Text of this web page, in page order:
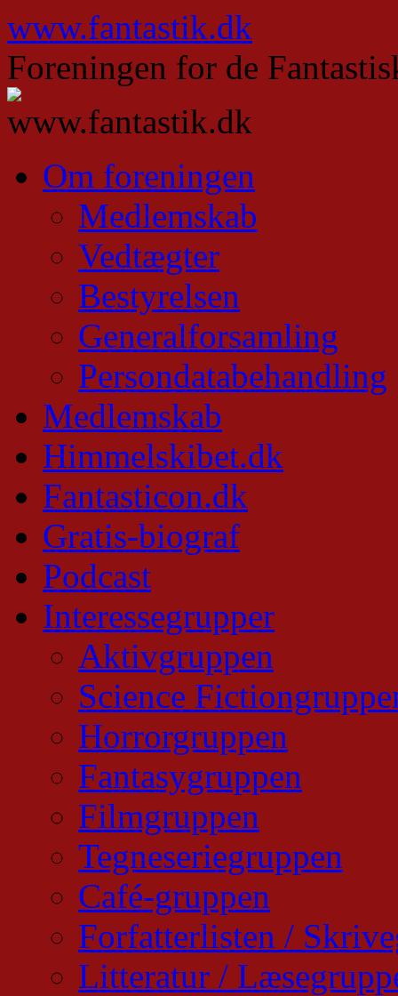
til
indhold
www.fantastik.dk
Foreningen for de
Om foreningen
Medlemskab
Vedtægter
Bestyrelsen
Generalforsamling
Persondatabehandling
Medlemskab
Himmelskibet.dk
Fantasticon.dk
Gratis-biograf
Podcast
Interessegrupper
Aktivgruppen
Science
Horrorgruppen
Fantasygruppen
Filmgruppen
Tegneseriegruppen
Café-gruppen
Forfatterlisten /
Litteratur /